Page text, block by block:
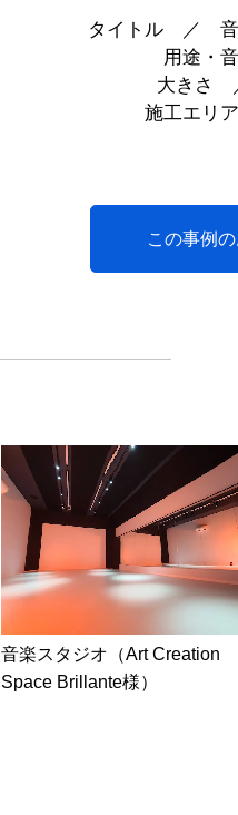
タイトル ／ 音
用途・
大きさ
施工エリ
この事例
音楽スタジオ（Art Creation
Space Brillante様）